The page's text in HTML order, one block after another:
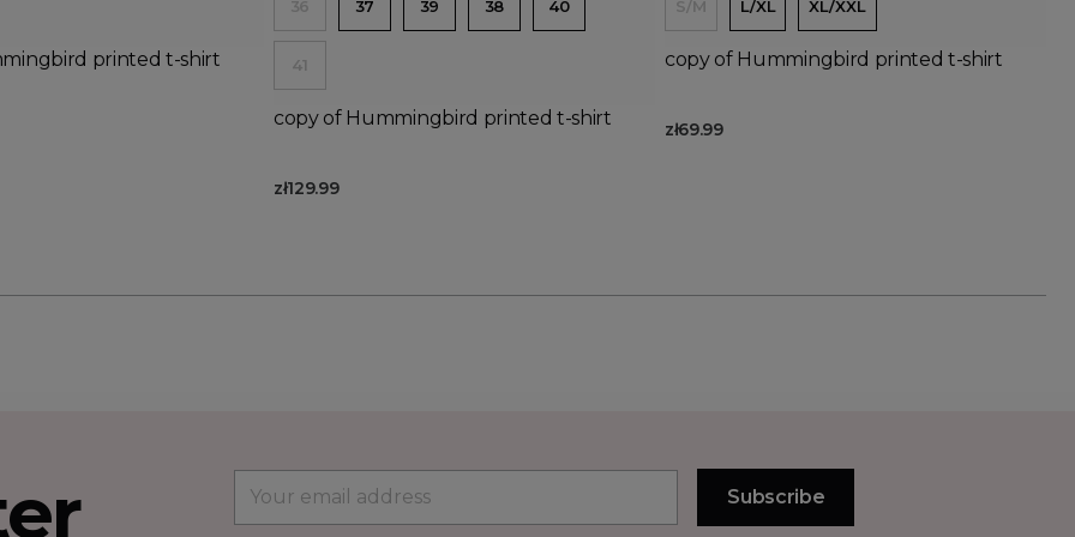
printed t-shirt
36 37 39 38 40
41
copy of Hummingbird printed t-shirt
zł129.99
S/M L/XL XL/XXL
copy of Hummingbird printed t-shirt
zł69.99